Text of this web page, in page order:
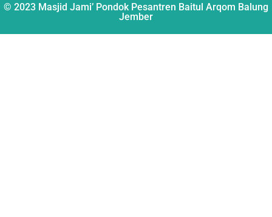
© 2023 Masjid Jami’ Pondok Pesantren Baitul Arqom Balung
Jember